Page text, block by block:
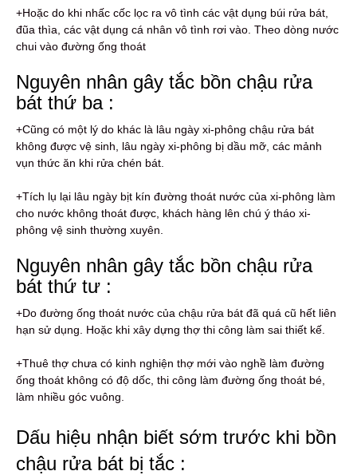
+Hoặc do khi nhấc cốc lọc ra vô tình các vật dụng búi rửa bát,
đũa thìa, các vật dụng cá nhân vô tình rơi vào. Theo dòng nước
chui vào đường ống thoát
Nguyên nhân gây tắc bồn chậu rửa
bát thứ ba :
+Cũng có một lý do khác là lâu ngày xi-phông chậu rửa bát
không được vệ sinh, lâu ngày xi-phông bị dầu mỡ, các mảnh
vụn thức ăn khi rửa chén bát.
+Tích lụ lại lâu ngày bịt kín đường thoát nước của xi-phông làm
cho nước không thoát được, khách hàng lên chú ý tháo xi-
phông vệ sinh thường xuyên.
Nguyên nhân gây tắc bồn chậu rửa
bát thứ tư :
+Do đường ống thoát nước của chậu rửa bát đã quá cũ hết liên
hạn sử dụng. Hoặc khi xây dựng thợ thi công làm sai thiết kế.
+Thuê thợ chưa có kinh nghiện thợ mới vào nghề làm đường
ống thoát không có độ dốc, thi công làm đường ống thoát bé,
làm nhiều góc vuông.
Dấu hiệu nhận biết sớm trước khi bồn
chậu rửa bát bị tắc :